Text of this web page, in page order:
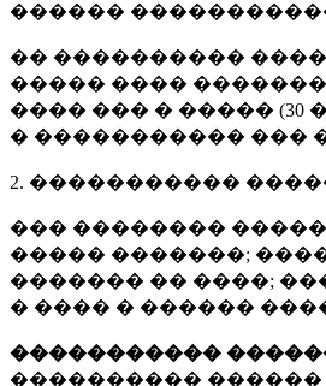
������
�� ����������
����� ����
���� ��� � ����� (30
� ����������� ���
2. �����������
��� ��������
����� �������;
������� �� ����;
� ���� � ������
�����������
���������� ������